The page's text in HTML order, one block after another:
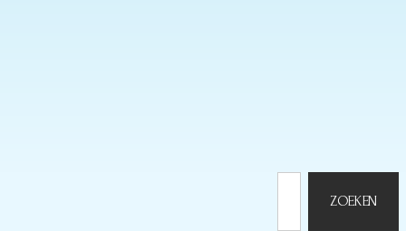
ZOEKEN